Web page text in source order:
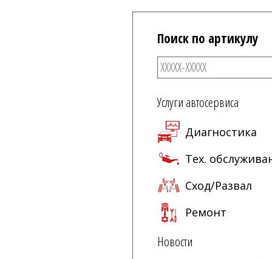
Поиск по артикулу
Услуги автосервиса
Диагностика
Тех.
Сход/Развал
Ремонт
Новости